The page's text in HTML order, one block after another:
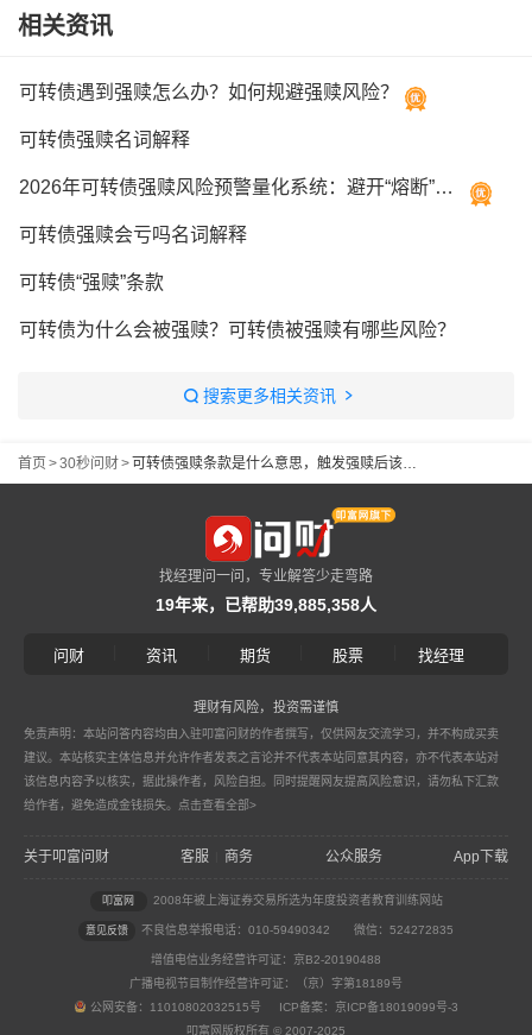
相关资讯
可转债遇到强赎怎么办？如何规避强赎风险？
可转债强赎名词解释
2026年可转债强赎风险预警量化系统：避开“熔断”陷阱
可转债强赎会亏吗名词解释
可转债“强赎”条款
可转债为什么会被强赎？可转债被强赎有哪些风险？
搜索更多相关资讯
首页 >30秒问财> 可转债强赎条款是什么意思，触发强赎后该怎么操作？
找经理问一问，专业解答少走弯路
19年来，已帮助39,885,358人
问财 资讯 期货 股票 找经理
理财有风险，投资需谨慎
免责声明：本站问答内容均由入驻叩富问财的作者撰写，仅供网友交流学习，并不构成买卖
建议。本站核实主体信息并允许作者发表之言论并不代表本站同意其内容，亦不代表本站对
该信息内容予以核实，据此操作者，风险自担。同时提醒网友提高风险意识，请勿私下汇款
给作者，避免造成金钱损失。 点击查看全部>
关于叩富问财 客服 商务 公众服务 App下载
叩富网 2008年被上海证券交易所选为年度投资者教育训练网站
意见反馈 不良信息举报电话：010-59490342 微信：524272835
增值电信业务经营许可证：京B2-20190488
广播电视节目制作经营许可证：（京）字第18189号
公网安备：11010802032515号 ICP备案：京ICP备18019099号-3
叩富网版权所有 © 2007-2025